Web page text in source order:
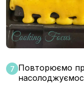
7 Повторюємо